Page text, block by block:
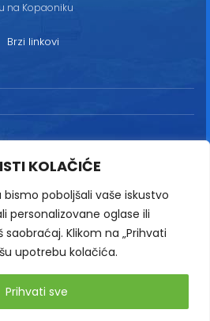
KOLAČIĆE
poboljšali vaše iskustvo
personalizovane oglase ili
saobraćaj. Klikom na „Prihvati
upotrebu kolačića.
Prihvati sve
na Kopaoniku
Brzi linkovi
/ All rights reserved